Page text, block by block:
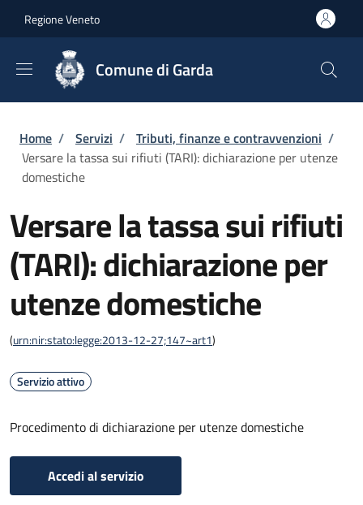
Regione Veneto
Comune di Garda
Briciole di pane
Home / Servizi / Tributi, finanze e contravvenzioni /
Versare la tassa sui rifiuti (TARI): dichiarazione per utenze
domestiche
Versare la tassa sui rifiuti
(TARI): dichiarazione per
utenze domestiche
(urn:nir:stato:legge:2013-12-27;147~art1)
Servizio attivo
Procedimento di dichiarazione per utenze domestiche
Accedi al servizio